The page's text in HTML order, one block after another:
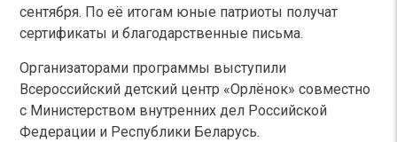
сентября. По её итогам юные патриоты получат
сертификаты и благодарственные письма.
Организаторами программы выступили
Всероссийский детский центр «Орлёнок» совместно
с Министерством внутренних дел Российской
Федерации и Республики Беларусь.